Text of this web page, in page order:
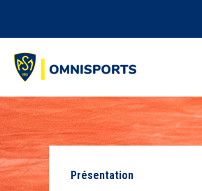
Présentation